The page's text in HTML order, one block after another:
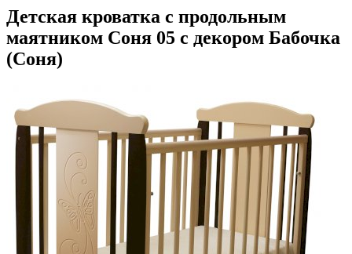
Детская кроватка с продольным
маятником Соня 05 с декором Бабочка
(Соня)